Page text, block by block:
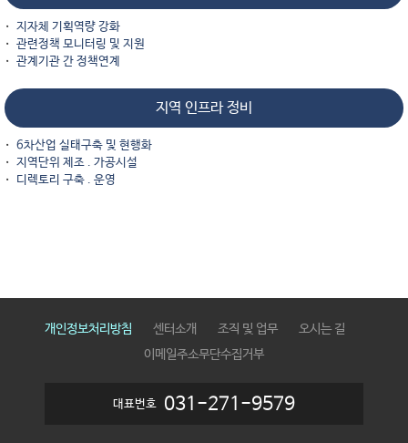
지자체 기획역량 강화
관련정책 모니터링 및 지원
관계기관 간 정책연계
지역 인프라 정비
6차산업 실태구축 및 현행화
지역단위 제조 . 가공시설
디렉토리 구축 . 운영
개인정보처리방침 센터소개 조직 및 업무
오시는 길
이메일주소무단수집거부
대표번호 031-271-9579